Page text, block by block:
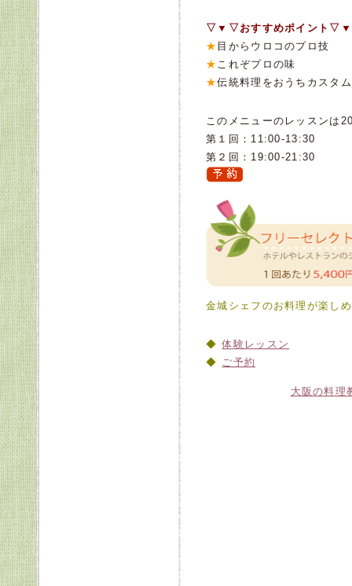
▽▼▽おすすめポイント
★ 目からウロコのプロ技
★ これぞプロの味
★伝統料理をおうちカスタム
このメニューのレッスンは
第１回：11:00-13:30
第２回：19:00-21:30
金城シェフのお料理が楽し
体験レッスン
ご予約
大阪の料理